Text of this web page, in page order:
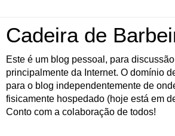
Cadeira de
Este é um blog pessoal, para
principalmente da Internet. O domínio
para o blog independentemente de
fisicamente hospedado (hoje está em
Conto com a colaboração de todos!